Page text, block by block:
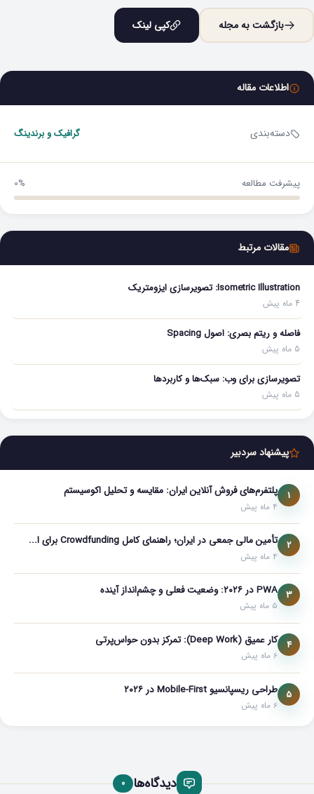
اطلاعات مقاله
دسته‌بندی گرافیک و برندینگ
پیشرفت مطالعه 0%
مقالات مرتبط
Isometric Illustration: تصویرسازی ایزومتریک
4 ماه پیش
فاصله و ریتم بصری: اصول Spacing
5 ماه پیش
تصویرسازی برای وب: سبک‌ها و کاربردها
5 ماه پیش
پیشنهاد سردبیر
1 پلتفرم‌های فروش آنلاین ایران: مقایسه و تحلیل اکوسیستم
4 ماه پیش
2 تأمین مالی جمعی در ایران؛ راهنمای کامل Crowdfunding برای ا...
4 ماه پیش
3 PWA در ۲۰۲۶: وضعیت فعلی و چشم‌انداز آینده
5 ماه پیش
4 کار عمیق (Deep Work): تمرکز بدون حواس‌پرتی
6 ماه پیش
5 طراحی ریسپانسیو Mobile-First در ۲۰۲۶
6 ماه پیش
بازگشت به مجله کپی لینک
دیدگاه‌ها 0